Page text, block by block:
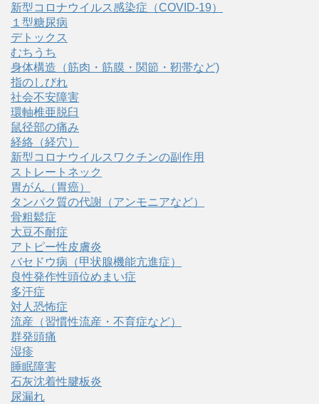
新型コロナウイルス感染症（COVID‑19）
１型糖尿病
デトックス
むちうち
身体構造（筋肉・筋膜・関節・靭帯など)
指のしびれ
社会不安障害
環軸椎亜脱臼
鼠径部の痛み
経絡（経穴）
新型コロナウイルスワクチンの副作用
ストレートネック
胃がん（胃癌）
タンパク質の代謝（アンモニアなど）
骨粗鬆症
大豆不耐症
アトピー性皮膚炎
バセドウ病（甲状腺機能亢進症）
良性発作性頭位めまい症
多汗症
対人恐怖症
流産（習慣性流産・不育症など）
群発頭痛
湿疹
睡眠障害
石灰沈着性腱板炎
尿漏れ